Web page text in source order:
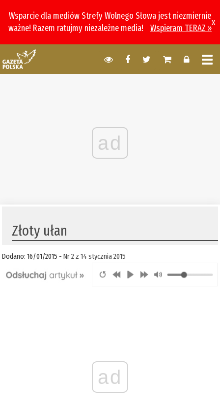
Wsparcie dla mediów Strefy Wolnego Słowa jest niezmiernie
ważne! Razem ratujmy niezależne media!
Wspieram TERAZ »
x
ad
Złoty ułan
Dodano: 16/01/2015 -Nr 2 z 14 stycznia 2015
ad